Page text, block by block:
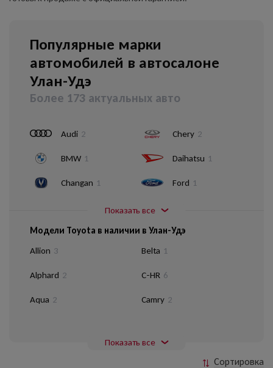
Популярные марки
автомобилей в автосалоне
Улан-Удэ
Более 173 актуальных авто
Audi 2
BMW 1
Changan 1
Chery 2
Daihatsu 1
Ford 1
Показать все
Модели Toyota в наличии в Улан-Удэ
Allion 3
Alphard 2
Aqua 2
Belta 1
C-HR 6
Camry 2
Показать все
Сортировка